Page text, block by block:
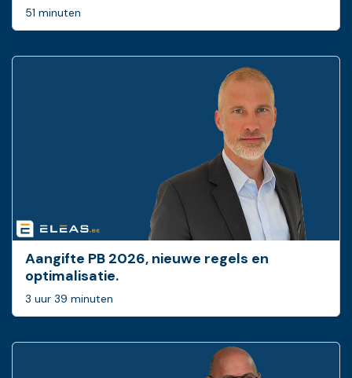
51 minuten
Aangifte PB 2026, nieuwe regels en
optimalisatie.
3 uur 39 minuten